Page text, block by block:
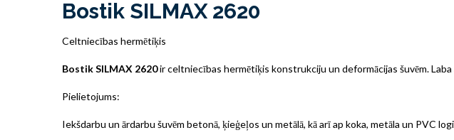
Bostik SILMAX 2620
Celtniecības hermētiķis
Bostik SILMAX 2620ir celtniecības hermētiķis konstrukciju un deformācijas šuvēm.
Pielietojums:
Iekšdarbu un ārdarbu šuvēm betonā, ķieģeļos un metālā, kā arī ap koka, metāla un PVC